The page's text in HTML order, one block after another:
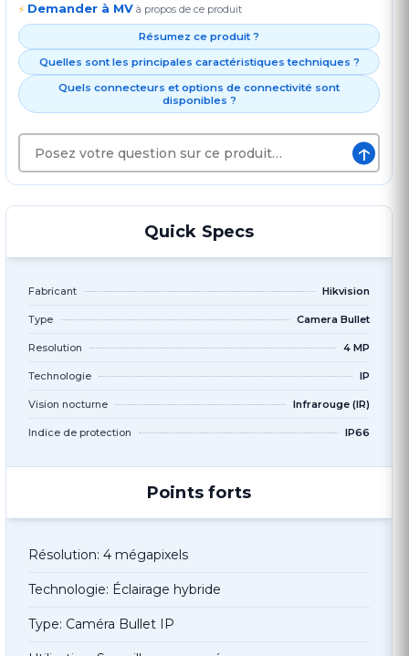
⚡ Demander à MV à propos de ce produit
Résumez ce produit ?
Quelles sont les principales caractéristiques techniques ?
Quels connecteurs et options de connectivité sont
disponibles ?
↑
Quick Specs
Fabricant Hikvision
Type Camera Bullet
Resolution 4 MP
Technologie IP
Vision nocturne Infrarouge (IR)
Indice de protection IP66
Points forts
Résolution: 4 mégapixels
Technologie: Éclairage hybride
Type: Caméra Bullet IP